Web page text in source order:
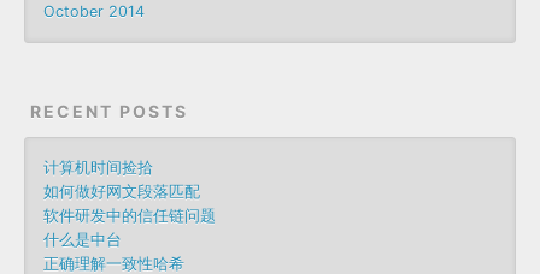
October 2014
RECENT POSTS
计算机时间捡拾
如何做好网文段落匹配
软件研发中的信任链问题
什么是中台
正确理解一致性哈希